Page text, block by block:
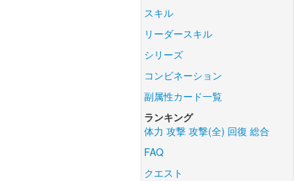
スキル
リーダースキル
シリーズ
コンビネーション
副属性カード一覧
ランキング
体力 攻撃 攻撃(全) 回復 総合
FAQ
クエスト